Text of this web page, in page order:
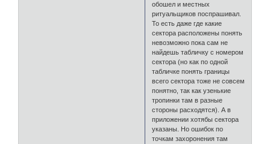
обошел и местных
ритуальщиков поспрашивал.
То есть даже где какие
сектора расположены понять
невозможно пока сам не
найдешь табличку с номером
сектора (но как по одной
табличке понять границы
всего сектора тоже не совсем
понятно, так как узенькие
тропинки там в разные
стороны расходятся). А в
приложении хотябы сектора
указаны. Но ошибок по
точкам захоронения там